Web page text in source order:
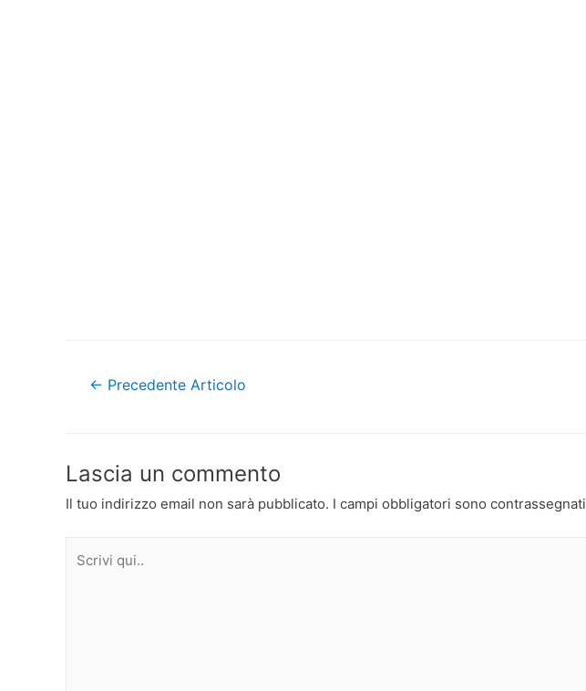
Navigazione
← Precedente Articolo
Lascia un commento
Il tuo indirizzo email non sarà pubblicato. I campi obbligatori sono contrassegnati